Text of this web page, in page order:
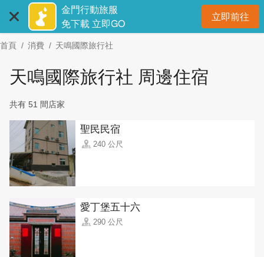
主
要
金門行動旅服
免下載 立即GO
立即前往開
首頁 消費 天鳴國際旅行社
天鳴國際旅行社 周邊住宿
共有 51 間店家
聖民民宿
240 公尺
愛丁堡五十六
290 公尺